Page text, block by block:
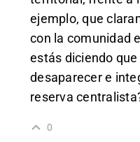
ejemplo, que
con la comunidad
estás diciendo
desaparecer e
reserva
0